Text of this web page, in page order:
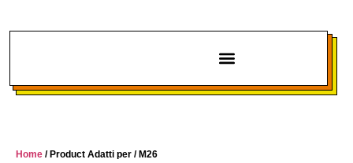
Home / Product Adatti per / M26